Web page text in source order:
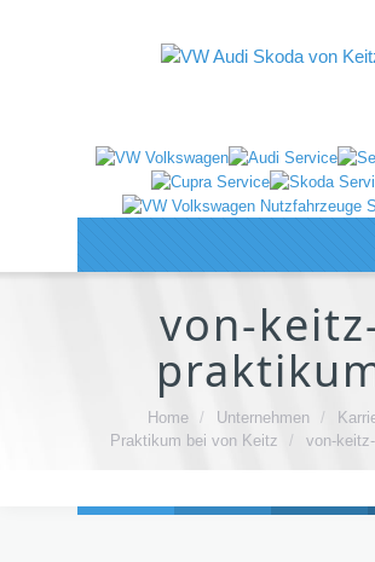
von-
Home / Unternehmen /
Praktikum bei von Keitz
/ von-